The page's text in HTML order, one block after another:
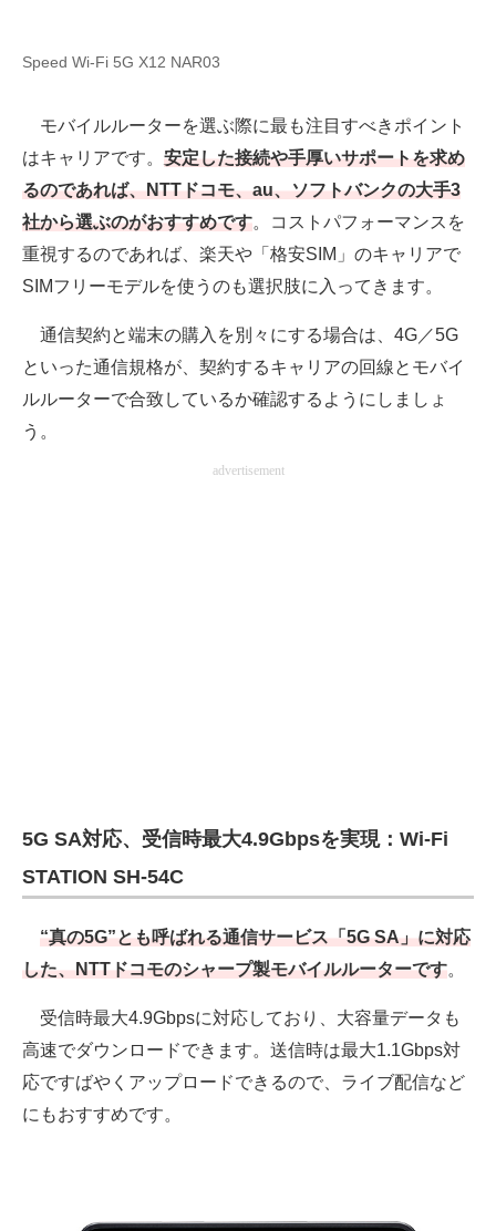
Speed Wi-Fi 5G X12 NAR03
モバイルルーターを選ぶ際に最も注目すべきポイント
はキャリアです。 安定した接続や手厚いサポートを求め
るのであれば、NTTドコモ、au、ソフトバンクの大手3
社から選ぶのがおすすめです。コストパフォーマンスを
重視するのであれば、楽天や「格安SIM」のキャリアで
SIMフリーモデルを使うのも選択肢に入ってきます。
通信契約と端末の購入を別々にする場合は、4G／5G
といった通信規格が、契約するキャリアの回線とモバイ
ルルーターで合致しているか確認するようにしましょ
う。
advertisement
5G SA対応、受信時最大4.9Gbpsを実現：Wi-Fi
STATION SH-54C
“真の5G”とも呼ばれる通信サービス「5G SA」に対応
した、NTTドコモのシャープ製モバイルルーターです。
受信時最大4.9Gbpsに対応しており、大容量データも
高速でダウンロードできます。送信時は最大1.1Gbps対
応ですばやくアップロードできるので、ライブ配信など
にもおすすめです。